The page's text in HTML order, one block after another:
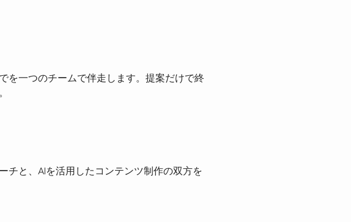
一つのチームで伴走します。提案だけで終
チと、AIを活用したコンテンツ制作の双方を